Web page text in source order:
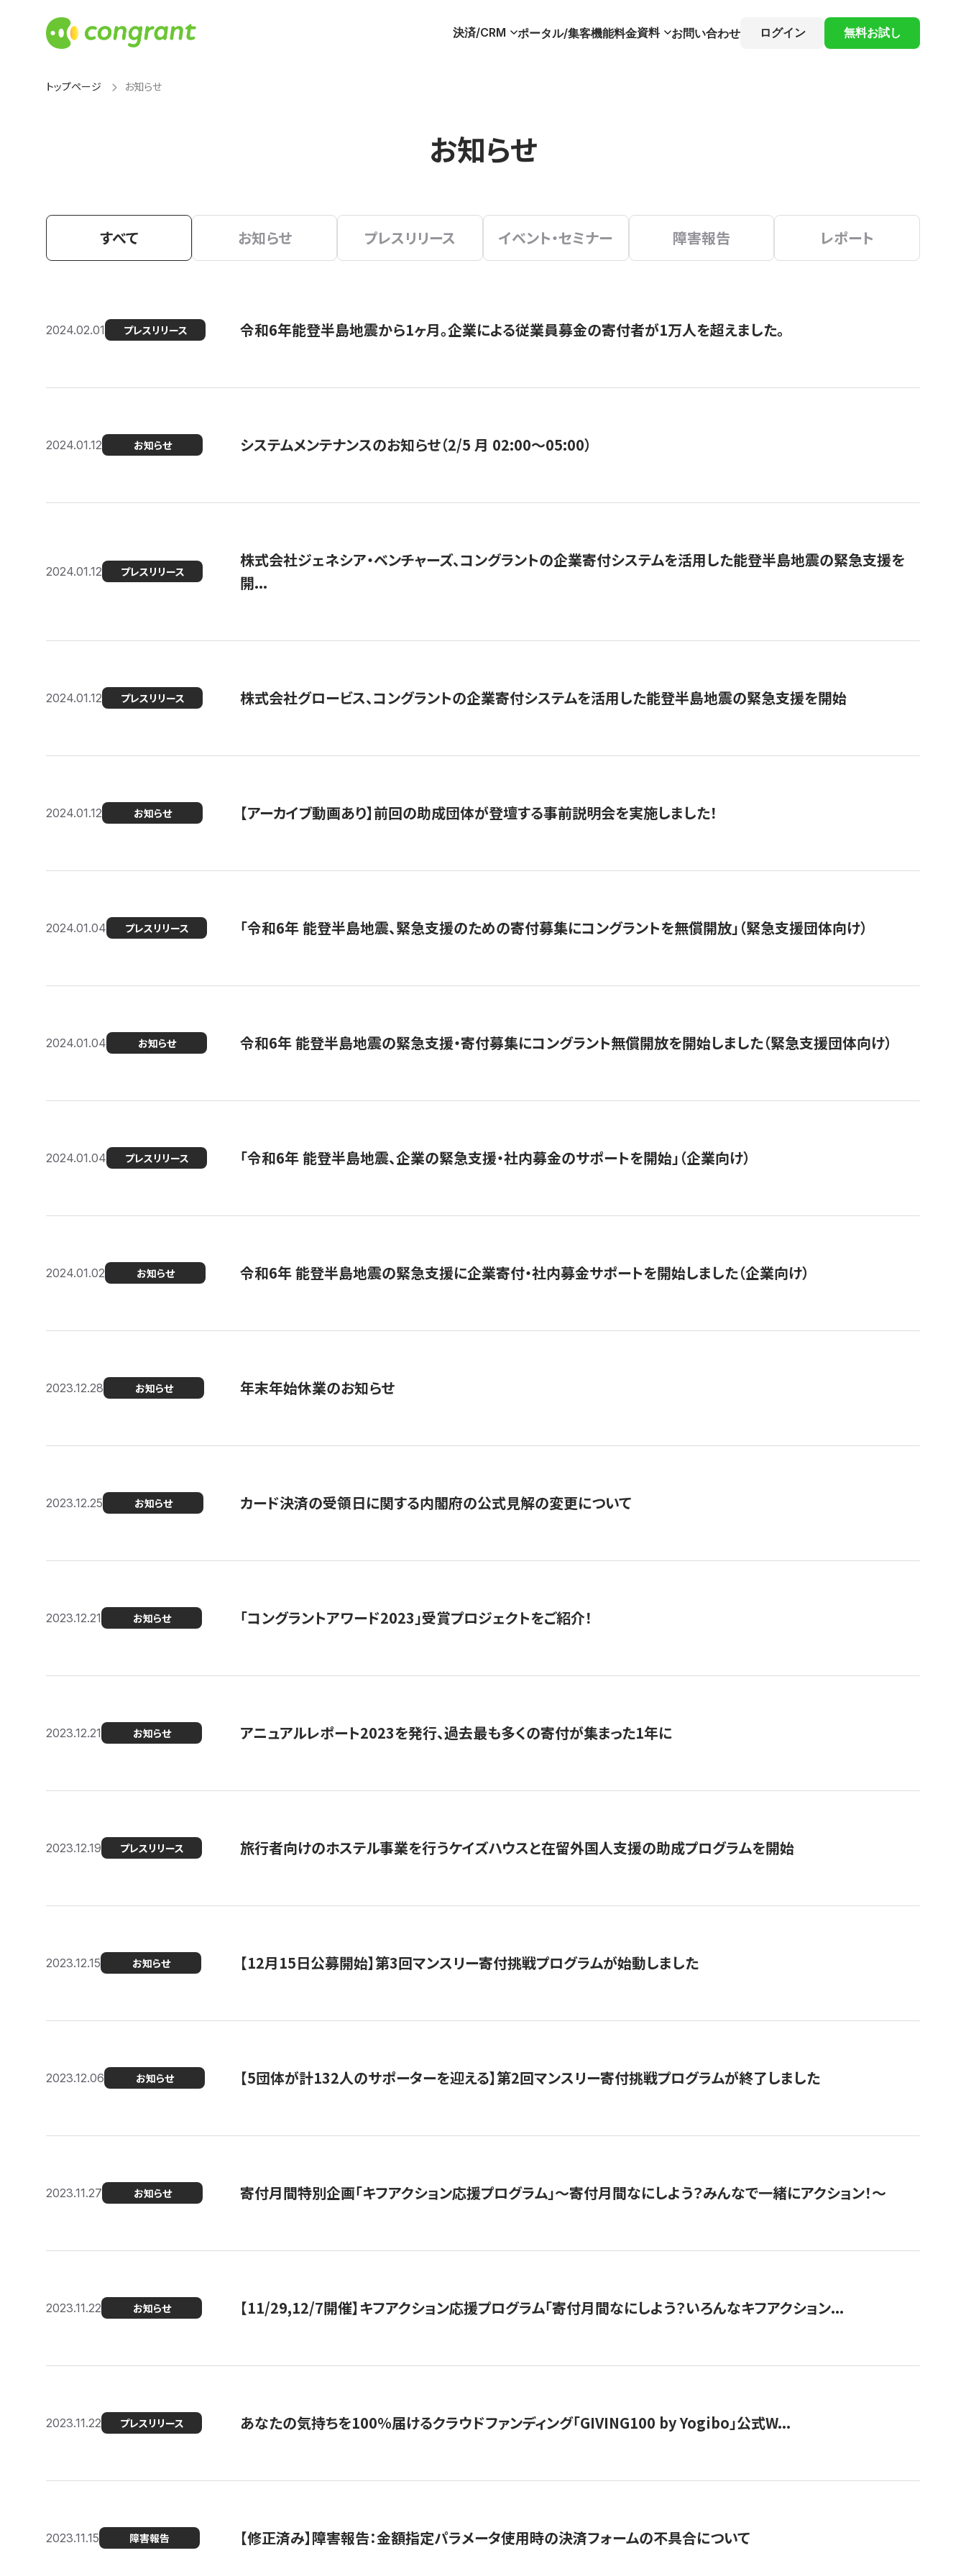
決済/CRM ポータル/集客機能料金資料 お問い合わせ ログイン 無料お試し
トップページ お知らせ
お知らせ
すべて お知らせ プレスリリース イベント・セミナー 障害報告 レポート
2024.02.01 プレスリリース 令和6年能登半島地震から1ヶ月。企業による従業員募金の寄付者が1万人を超えました。
2024.01.12 お知らせ システムメンテナンスのお知らせ（2/5 月 02:00〜05:00）
2024.01.12 プレスリリース
株式会社ジェネシア・ベンチャーズ、コングラントの企業寄付システムを活用した能登半島地震の緊急支援を
開...
2024.01.12 プレスリリース 株式会社グロービス、コングラントの企業寄付システムを活用した能登半島地震の緊急支援を開始
2024.01.12 お知らせ 【アーカイブ動画あり】前回の助成団体が登壇する事前説明会を実施しました！
2024.01.04 プレスリリース 「令和6年 能登半島地震、緊急支援のための寄付募集にコングラントを無償開放」（緊急支援団体向け）
2024.01.04 お知らせ 令和6年 能登半島地震の緊急支援・寄付募集にコングラント無償開放を開始しました（緊急支援団体向け）
2024.01.04 プレスリリース 「令和6年 能登半島地震、企業の緊急支援・社内募金のサポートを開始」（企業向け）
2024.01.02 お知らせ 令和6年 能登半島地震の緊急支援に企業寄付・社内募金サポートを開始しました（企業向け）
2023.12.28 お知らせ 年末年始休業のお知らせ
2023.12.25 お知らせ カード決済の受領日に関する内閣府の公式見解の変更について
2023.12.21 お知らせ 「コングラントアワード2023」受賞プロジェクトをご紹介！
2023.12.21 お知らせ アニュアルレポート2023を発行、過去最も多くの寄付が集まった1年に
2023.12.19 プレスリリース 旅行者向けのホステル事業を行うケイズハウスと在留外国人支援の助成プログラムを開始
2023.12.15 お知らせ 【12月15日公募開始】第3回マンスリー寄付挑戦プログラムが始動しました
2023.12.06 お知らせ 【5団体が計132人のサポーターを迎える】第2回マンスリー寄付挑戦プログラムが終了しました
2023.11.27 お知らせ 寄付月間特別企画「キフアクション応援プログラム」〜寄付月間なにしよう？みんなで一緒にアクション！〜
2023.11.22 お知らせ 【11/29,12/7開催】キフアクション応援プログラム「寄付月間なにしよう？いろんなキフアクション...
2023.11.22 プレスリリース あなたの気持ちを100％届けるクラウドファンディング「GIVING100 by Yogibo」公式W...
2023.11.15 障害報告 【修正済み】障害報告：金額指定パラメータ使用時の決済フォームの不具合について